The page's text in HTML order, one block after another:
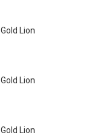
Gold Lion
Gold Lion
Gold Lion